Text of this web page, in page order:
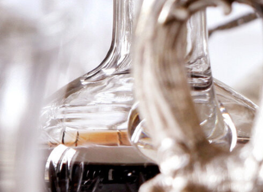
2023 NC
Toscana IGT
Logga in för att se priset
Art.nr: 16750-01-1